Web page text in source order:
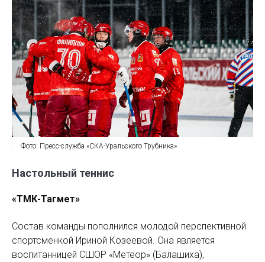
Фото: Пресс-служба «СКА-Уральского Трубника»
Настольный теннис
«ТМК-Тагмет»
Состав команды пополнился молодой перспективной
спортсменкой Ириной Козеевой. Она является
воспитанницей СШОР «Метеор» (Балашиха),